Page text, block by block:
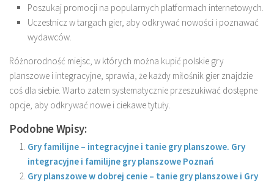
Poszukaj promocji na popularnych platformach internetowych.
Uczestnicz w targach gier, aby odkrywać nowości i poznawać
wydawców.
Różnorodność miejsc, w których można kupić polskie gry
planszowe i integracyjne, sprawia, że każdy miłośnik gier znajdzie
coś dla siebie. Warto zatem systematycznie przeszukiwać dostępne
opcje, aby odkrywać nowe i ciekawe tytuły.
Podobne Wpisy:
Gry familijne – integracyjne i tanie gry planszowe. Gry
integracyjne i familijne gry planszowe Poznań
Gry planszowe w dobrej cenie – tanie gry planszowe i Gry